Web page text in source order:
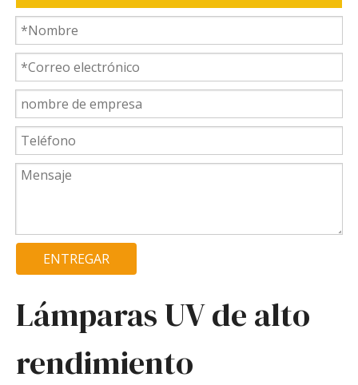
ENTREGAR
Lámparas UV de alto
rendimiento